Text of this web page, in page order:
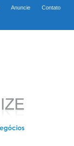
Anuncie Contato